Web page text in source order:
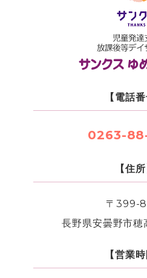
【電話番
0263-
【住所
〒399-
長野県安曇野市
【営業時